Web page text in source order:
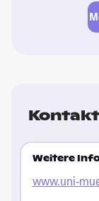
Kontakt
Weitere
www.uni-